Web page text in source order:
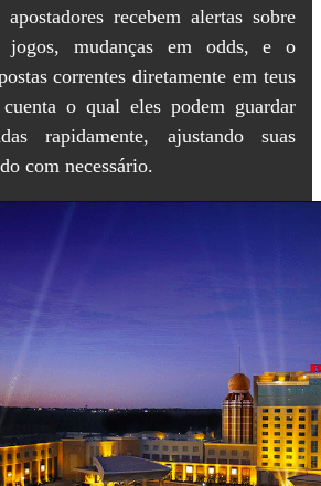
recebem alertas sobre
jogos, mudanças em odds, e o
correntes diretamente em teus
o qual eles podem guardar
rapidamente, ajustando suas
com necessário.